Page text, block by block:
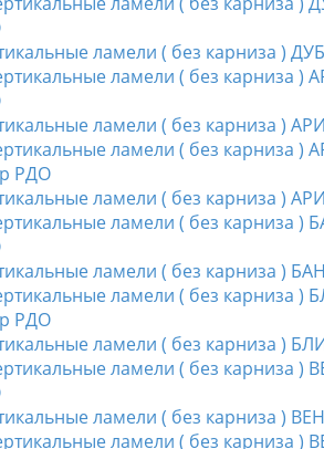
ламели ( без карниза )
ламели ( без карниза )
ламели ( без карниза )
ламели ( без карниза )
ламели ( без карниза )
ламели ( без карниза )